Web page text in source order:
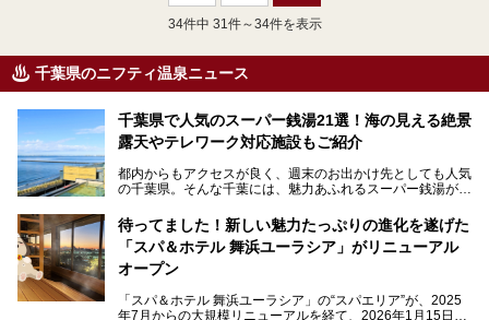
34件中 31件～34件を表示
千葉県のニフティ温泉ニュース
千葉県で人気のスーパー銭湯21選！海の見える絶景
露天やテレワーク対応施設もご紹介
都内からもアクセスが良く、週末のお出かけ先としても人気
の千葉県。そんな千葉には、魅力あふれるスーパー銭湯がた
「サウナでしっかりととのいたい」「海が見える絶景で非日
常を味わいたい」「子連れでも気兼ねなく1日過ごした
い」。
そんな多様なニーズに応える施設が揃っているため、その日
の目的に合った施設がきっと見つかるはずです。
待ってました！新しい魅力たっぷりの進化を遂げた
「スパ＆ホテル 舞浜ユーラシア」がリニューアル
オープン
「スパ＆ホテル 舞浜ユーラシア」の“スパエリア”が、2025
年7月からの大規模リニューアルを経て、2026年1月15日